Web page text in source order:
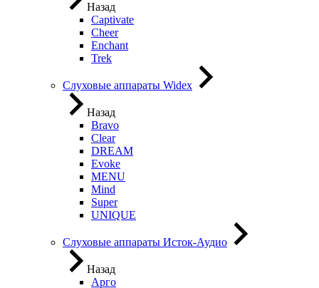
Назад
Captivate
Cheer
Enchant
Trek
Слуховые аппараты Widex
Назад
Bravo
Clear
DREAM
Evoke
MENU
Mind
Super
UNIQUE
Слуховые аппараты Исток-Аудио
Назад
Арго